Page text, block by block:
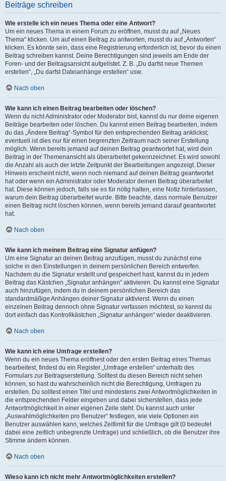
Beiträge schreiben
Wie erstelle ich ein neues Thema oder eine Antwort?
Um ein neues Thema in einem Forum zu eröffnen, musst du auf „Neues
Thema“ klicken. Um auf einen Beitrag zu antworten, musst du auf „Antworten“
klicken. Es könnte sein, dass eine Registrierung erforderlich ist, bevor du einen
Beitrag schreiben kannst. Deine Berechtigungen sind jeweils am Ende der
Foren- und der Beitragsansicht aufgelistet. Z. B. „Du darfst neue Themen
erstellen“, „Du darfst Dateianhänge erstellen“ usw.
Nach oben
Wie kann ich einen Beitrag bearbeiten oder löschen?
Wenn du nicht Administrator oder Moderator bist, kannst du nur deine eigenen
Beiträge bearbeiten oder löschen. Du kannst einen Beitrag bearbeiten, indem
du das „Ändere Beitrag“-Symbol für den entsprechenden Beitrag anklickst;
eventuell ist dies nur für einen begrenzten Zeitraum nach seiner Erstellung
möglich. Wenn bereits jemand auf deinen Beitrag geantwortet hat, wird dein
Beitrag in der Themenansicht als überarbeitet gekennzeichnet. Es wird sowohl
die Anzahl als auch der letzte Zeitpunkt der Bearbeitungen angezeigt. Dieser
Hinweis erscheint nicht, wenn noch niemand auf deinen Beitrag geantwortet
hat oder wenn ein Administrator oder Moderator deinen Beitrag überarbeitet
hat. Diese können jedoch, falls sie es für nötig halten, eine Notiz hinterlassen,
warum dein Beitrag überarbeitet wurde. Bitte beachte, dass normale Benutzer
einen Beitrag nicht löschen können, wenn bereits jemand darauf geantwortet
hat.
Nach oben
Wie kann ich meinem Beitrag eine Signatur anfügen?
Um eine Signatur an deinen Beitrag anzufügen, musst du zunächst eine
solche in den Einstellungen in deinem persönlichen Bereich entwerfen.
Nachdem du die Signatur erstellt und gespeichert hast, kannst du in jedem
Beitrag das Kästchen „Signatur anhängen“ aktivieren. Du kannst eine Signatur
auch hinzufügen, indem du in deinem persönlichen Bereich das
standardmäßige Anhängen deiner Signatur aktivierst. Wenn du einen
einzelnen Beitrag dennoch ohne Signatur verfassen möchtest, so kannst du
dort einfach das Kontrollkästchen „Signatur anhängen“ wieder deaktivieren.
Nach oben
Wie kann ich eine Umfrage erstellen?
Wenn du ein neues Thema eröffnest oder den ersten Beitrag eines Themas
bearbeitest, findest du ein Register „Umfrage erstellen“ unterhalb des
Formulars zur Beitragserstellung. Solltest du diesen Bereich nicht sehen
können, so hast du wahrscheinlich nicht die Berechtigung, Umfragen zu
erstellen. Du solltest einen Titel und mindestens zwei Antwortmöglichkeiten in
die entsprechenden Felder eingeben und dabei sicherstellen, dass jede
Antwortmöglichkeit in einer eigenen Zeile steht. Du kannst auch unter
„Auswahlmöglichkeiten pro Benutzer“ festlegen, wie viele Optionen ein
Benutzer auswählen kann, welches Zeitlimit für die Umfrage gilt (0 bedeutet
dabei eine zeitlich unbegrenzte Umfrage) und schließlich, ob die Benutzer ihre
Stimme ändern können.
Nach oben
Wieso kann ich nicht mehr Antwortmöglichkeiten erstellen?